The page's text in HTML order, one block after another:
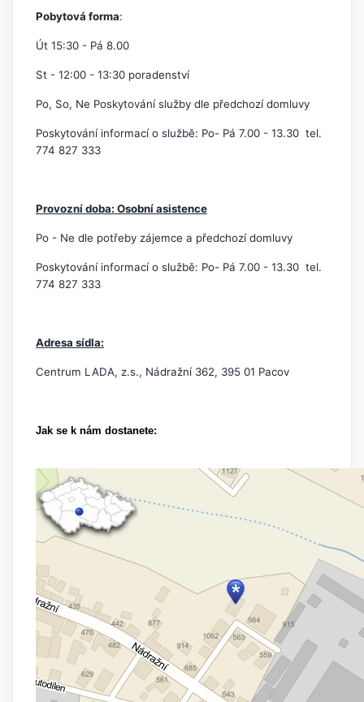
Pobytová forma:
Út 15:30 - Pá 8.00
St - 12:00 - 13:30 poradenství
Po, So, Ne Poskytování služby dle předchozí domluvy
Poskytování informací o službě: Po- Pá 7.00 - 13.30 tel.
774 827 333
Provozní doba: Osobní asistence
Po - Ne dle potřeby zájemce a předchozí domluvy
Poskytování informací o službě: Po- Pá 7.00 - 13.30 tel.
774 827 333
Adresa sídla:
Centrum LADA, z.s., Nádražní 362, 395 01 Pacov
Jak se k nám dostanete: